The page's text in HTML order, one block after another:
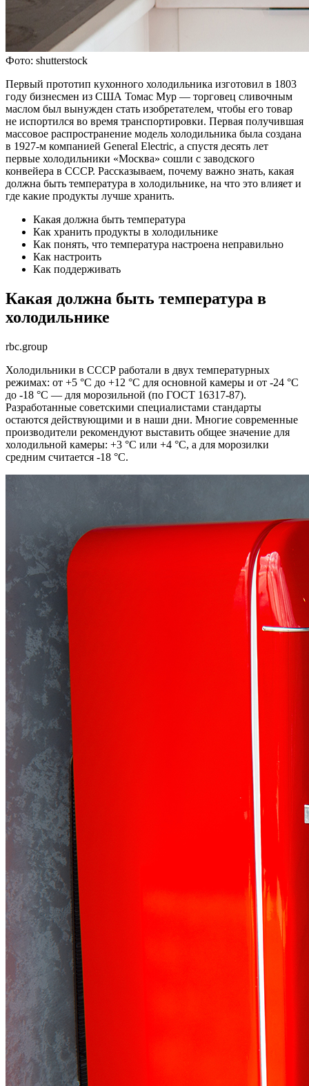
Фото: shutterstock
Первый прототип кухонного холодильника изготовил в 1803
году бизнесмен из США Томас Мур — торговец сливочным
маслом был вынужден стать изобретателем, чтобы его товар
не испортился во время транспортировки. Первая получившая
массовое распространение модель холодильника была создана
в 1927-м компанией General Electric, а спустя десять лет
первые холодильники «Москва» сошли с заводского
конвейера в СССР. Рассказываем, почему важно знать, какая
должна быть температура в холодильнике, на что это влияет и
где какие продукты лучше хранить.
Какая должна быть температура
Как хранить продукты в холодильнике
Как понять, что температура настроена неправильно
Как настроить
Как поддерживать
Какая должна быть температура в
холодильнике
rbc.group
Холодильники в СССР работали в двух температурных
режимах: от +5 °C до +12 °С для основной камеры и от -24 °C
до -18 °С — для морозильной (по ГОСТ 16317-87).
Разработанные советскими специалистами стандарты
остаются действующими и в наши дни. Многие современные
производители рекомендуют выставить общее значение для
холодильной камеры: +3 °C или +4 °C, а для морозилки
средним считается -18 °С.